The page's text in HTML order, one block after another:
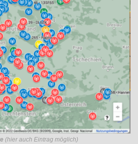
(hier auch Eintrag möglich)